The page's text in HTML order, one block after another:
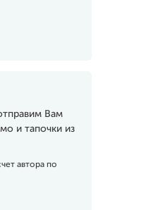
Вам
и тапочки из
автора по